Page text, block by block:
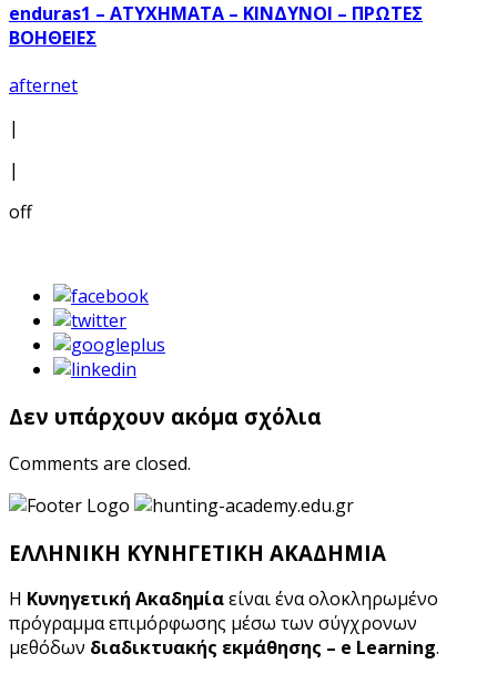
enduras1 – ΑΤΥΧΗΜΑΤΑ – ΚΙΝΔΥΝΟΙ – ΠΡΩΤΕΣ
ΒΟΗΘΕΙΕΣ
afternet
|
|
off
Δεν υπάρχουν ακόμα σχόλια
Comments are closed.
ΕΛΛΗΝΙΚΗ ΚΥΝΗΓΕΤΙΚΗ ΑΚΑΔΗΜΙΑ
Η Κυνηγετική Ακαδημίαείναι ένα ολοκληρωμένο
πρόγραμμα επιμόρφωσης μέσω των σύγχρονων
μεθόδων διαδικτυακής εκμάθησης – e Learning.